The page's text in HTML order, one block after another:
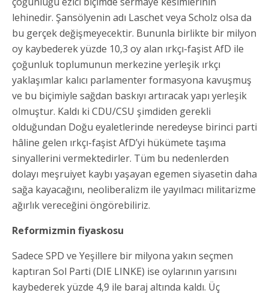
lehinedir. Şansölyenin adı Laschet veya Scholz olsa da
bu gerçek değişmeyecektir. Bununla birlikte bir milyon
oy kaybederek yüzde 10,3 oy alan ırkçı-faşist AfD ile
çoğunluk toplumunun merkezine yerleşik ırkçı
yaklaşımlar kalıcı parlamenter formasyona kavuşmuş
ve bu biçimiyle sağdan baskıyı artıracak yapı yerleşik
olmuştur. Kaldı ki CDU/CSU şimdiden gerekli
olduğundan Doğu eyaletlerinde neredeyse birinci parti
hâline gelen ırkçı-faşist AfD’yi hükümete taşıma
sinyallerini vermektedirler. Tüm bu nedenlerden
dolayı meşruiyet kaybı yaşayan egemen siyasetin daha
sağa kayacağını, neoliberalizm ile yayılmacı militarizme
ağırlık vereceğini öngörebiliriz.
Reformizmin fiyaskosu
Sadece SPD ve Yeşillere bir milyona yakın seçmen
kaptıran Sol Parti (DIE LINKE) ise oylarının yarısını
kaybederek yüzde 4,9 ile baraj altında kaldı. Üç